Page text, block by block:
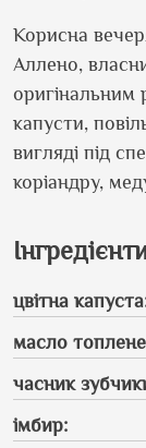
Корисна
Аллено,
оригінальним
капусти,
вигляді під
коріандру,
цвітна капуста
масло топлене
часник
імбир: